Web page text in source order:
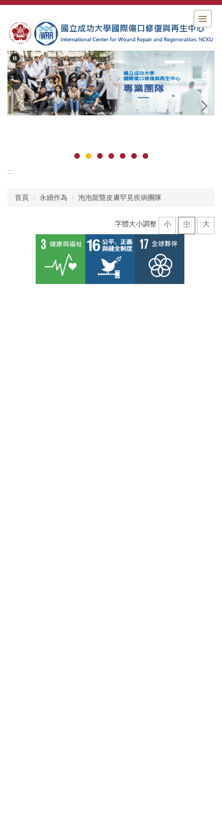
跳
主
要
容
區
:::
首頁 永續作為 泡泡龍暨皮膚罕見疾病團隊
字體大小調整 小 中 大